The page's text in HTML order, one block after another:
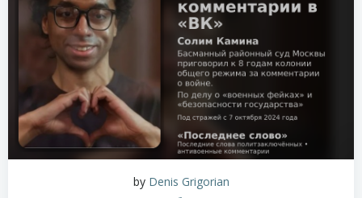
by Denis Grigorian